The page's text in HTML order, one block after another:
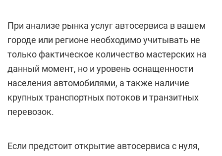
При анализе рынка услуг автосервиса в вашем
городе или регионе необходимо учитывать не
только фактическое количество мастерских на
данный момент, но и уровень оснащенности
населения автомобилями, а также наличие
крупных транспортных потоков и транзитных
перевозок.
Если предстоит открытие автосервиса с нуля,